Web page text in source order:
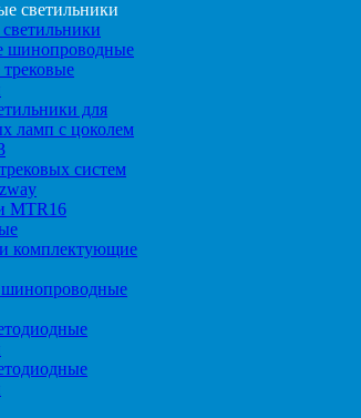
шинопроводные
для
ламп с цоколем
систем
MTR16
комплектующие
шинопроводные